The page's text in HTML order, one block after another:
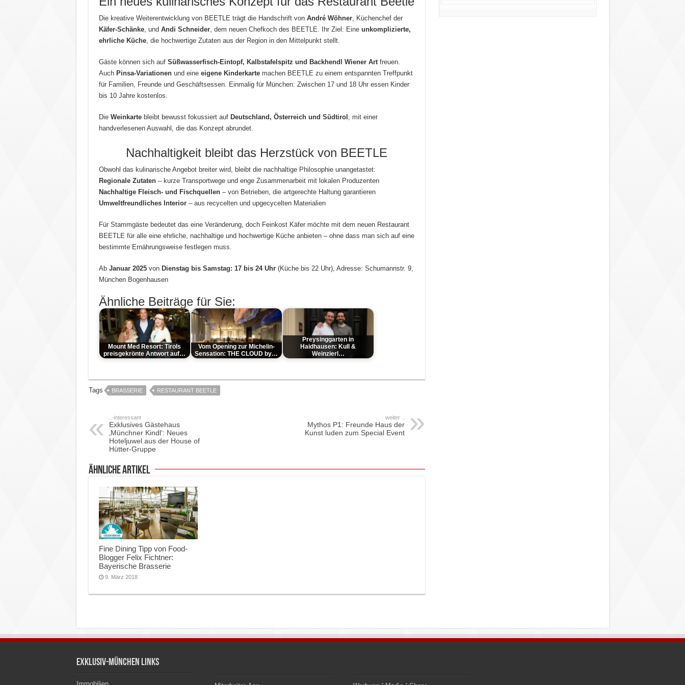
Die kreative Weiterentwicklung von BEETLE trägt die Handschrift von André Wöhner, Küchenchef der
Käfer-Schänke, und Andi Schneider, dem neuen Chefkoch des BEETLE. Ihr Ziel: Eine unkomplizierte,
ehrliche Küche, die hochwertige Zutaten aus der Region in den Mittelpunkt stellt.
Gäste können sich auf Süßwasserfisch-Eintopf, Kalbstafelspitz und Backhendl Wiener Artfreuen.
Auch Pinsa-Variationenund eine eigene Kinderkartemachen BEETLE zu einem entspannten Treffpunkt
für Familien, Freunde und Geschäftsessen. Einmalig für München: Zwischen 17 und 18 Uhr essen Kinder
bis 10 Jahre kostenlos.
Die Weinkartebleibt bewusst fokussiert auf Deutschland, Österreich und Südtirol
, mit einer
handverlesenen Auswahl, die das Konzept abrundet.
Nachhaltigkeit bleibt das Herzstück von BEETLE
Obwohl das kulinarische Angebot breiter wird, bleibt die nachhaltige Philosophie unangetastet:
Regionale Zutaten– kurze Transportwege und enge Zusammenarbeit mit lokalen Produzenten
Nachhaltige Fleisch- und Fischquellen– von Betrieben, die artgerechte Haltung garantieren
Umweltfreundliches Interior– aus recycelten und upgecycelten Materialien
Für Stammgäste bedeutet das eine Veränderung, doch Feinkost Käfer möchte mit dem neuen Restaurant
BEETLE für alle eine ehrliche, nachhaltige und hochwertige Küche anbieten – ohne dass man sich auf eine
bestimmte Ernährungsweise festlegen muss.
Ab Januar 2025von Dienstag bis Samstag: 17 bis 24 Uhr(Küche bis 22 Uhr), Adresse: Schumannstr. 9,
München Bogenhausen
Ähnliche Beiträge für Sie:
Mount Med Resort: Tirols
preisgekrönte Antwort auf…
Vom Opening zur Michelin-
Sensation: THE CLOUD by…
Preysinggarten in
Haidhausen: Kull &
Weinzierl…
Tags BRASSERIE RESTAURANT BEETLE
.. interessant
Exklusives Gästehaus
‚Münchner Kindl‘: Neues
Hoteljuwel aus der House of
Hütter-Gruppe
weiter ..
Mythos P1: Freunde Haus der
Kunst luden zum Special Event
ähnliche Artikel
Fine Dining Tipp von Food-
Blogger Felix Fichtner:
Bayerische Brasserie
9. März 2018
Exklusiv-München Links